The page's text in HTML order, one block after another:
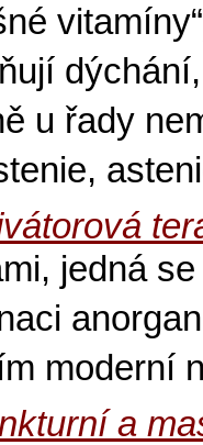
u řady
jedná
moderní
a